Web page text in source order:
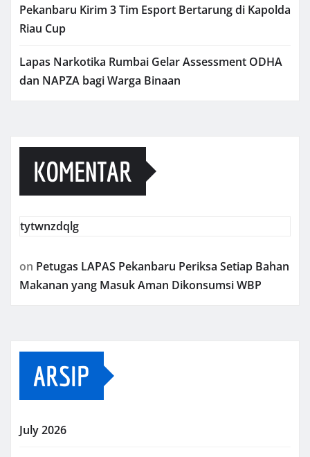
Pekanbaru Kirim 3 Tim Esport Bertarung di Kapolda
Riau Cup
Lapas Narkotika Rumbai Gelar Assessment ODHA
dan NAPZA bagi Warga Binaan
KOMENTAR
tytwnzdqlg
on Petugas LAPAS Pekanbaru Periksa Setiap Bahan
Makanan yang Masuk Aman Dikonsumsi WBP
ARSIP
July 2026